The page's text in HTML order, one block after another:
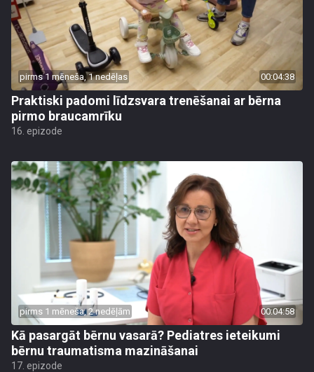
pirms 1 mēneša, 1 nedēļas 00:04:38
Praktiski padomi līdzsvara trenēšanai ar bērna
pirmo braucamrīku
16. epizode
pirms 1 mēneša, 2 nedēļām 00:04:58
Kā pasargāt bērnu vasarā? Pediatres ieteikumi
bērnu traumatisma mazināšanai
17. epizode